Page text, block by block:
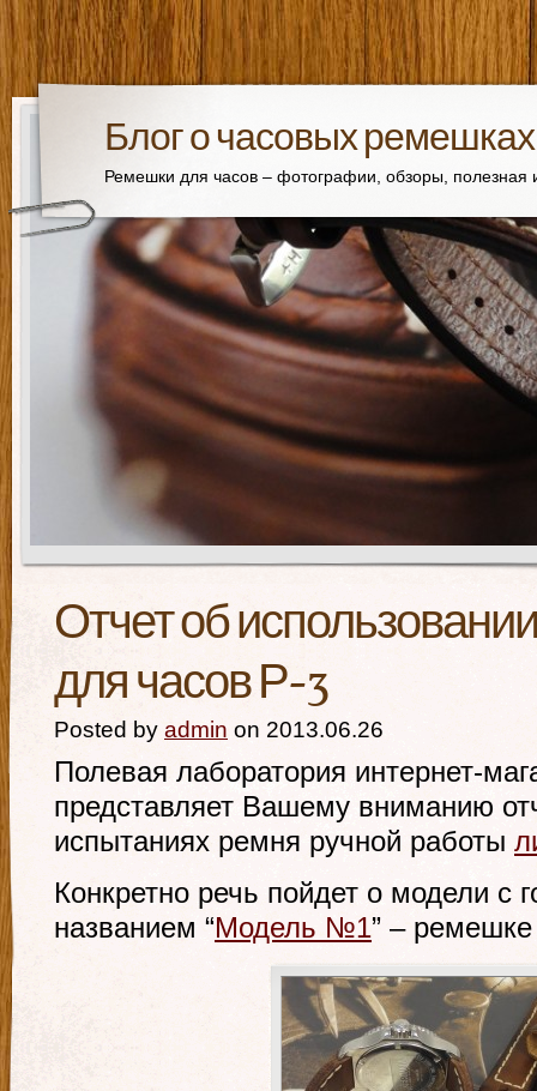
Блог о часовых ремешках
Ремешки для часов – фотографии, обзоры,
Отчет об
для часов Р-3
Posted by admin on 2013.06.26
Полевая лаборатория интернет-
представляет Вашему вниманию
испытаниях ремня ручной работы
Конкретно речь пойдет о модели с
названием “Модель №1” –